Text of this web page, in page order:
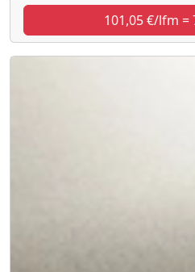
101,05 €/lfm =